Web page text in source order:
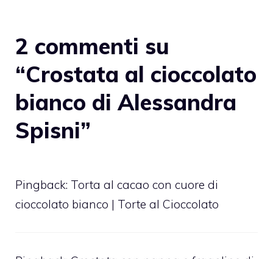
2 commenti su
“Crostata al cioccolato
bianco di Alessandra
Spisni”
Pingback: Torta al cacao con cuore di
cioccolato bianco | Torte al Cioccolato